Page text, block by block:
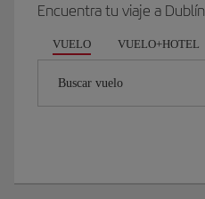
Encuentra tu viaje a Dublín
VUELO VUELO+HOTEL
Buscar vuelo